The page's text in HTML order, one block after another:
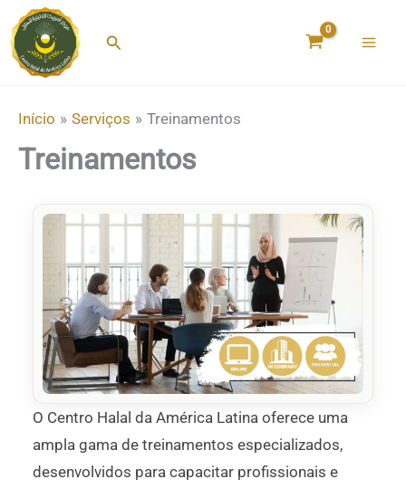
para
Pesquisar
Início Serviços Treinamentos
Treinamentos
O Centro Halal da América Latina oferece uma
ampla gama de treinamentos especializados,
desenvolvidos para capacitar profissionais e